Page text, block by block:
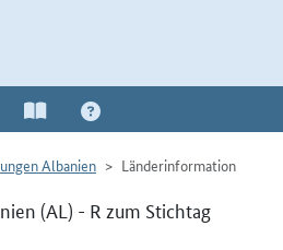
Albanien Länderinformation
(AL) - R zum Stichtag